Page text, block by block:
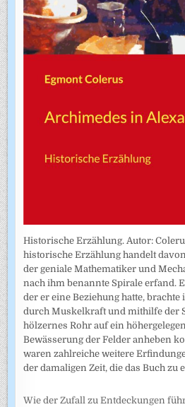
Historische Erzählung. Autor:
historische Erzählung handelt
der geniale Mathematiker und
nach ihm benannte Spirale erfand.
der er eine Beziehung hatte, brachte
durch Muskelkraft und mithilfe der
hölzernes Rohr auf ein
Bewässerung der Felder anheben
waren zahlreiche weitere
der damaligen Zeit, die das Buch zu
Wie der Zufall zu Entdeckungen